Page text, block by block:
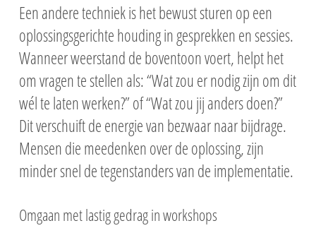
Een andere techniek is het bewust sturen op een
oplossingsgerichte houding in gesprekken en sessies.
Wanneer weerstand de boventoon voert, helpt het
om vragen te stellen als: “Wat zou er nodig zijn om dit
wél te laten werken?” of “Wat zou jij anders doen?”
Dit verschuift de energie van bezwaar naar bijdrage.
Mensen die meedenken over de oplossing, zijn
minder snel de tegenstanders van de implementatie.
Omgaan met lastig gedrag in workshops